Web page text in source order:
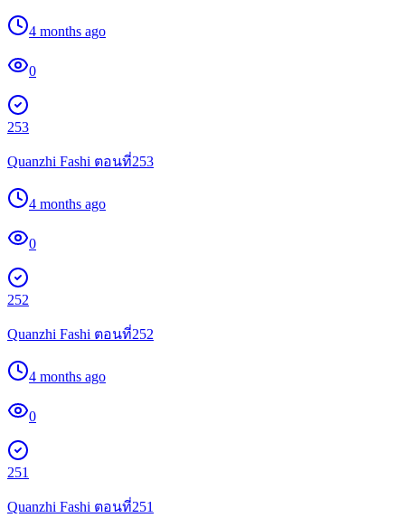
4 months ago
0
253
Quanzhi Fashi ตอนที่253
4 months ago
0
252
Quanzhi Fashi ตอนที่252
4 months ago
0
251
Quanzhi Fashi ตอนที่251